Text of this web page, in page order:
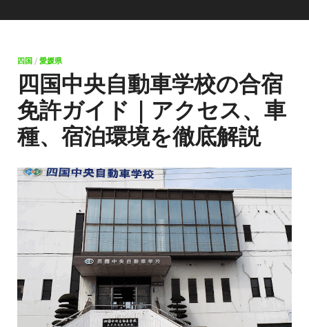
四国 / 愛媛県
四国中央自動車学校の合宿
免許ガイド｜アクセス、車
種、宿泊環境を徹底解説